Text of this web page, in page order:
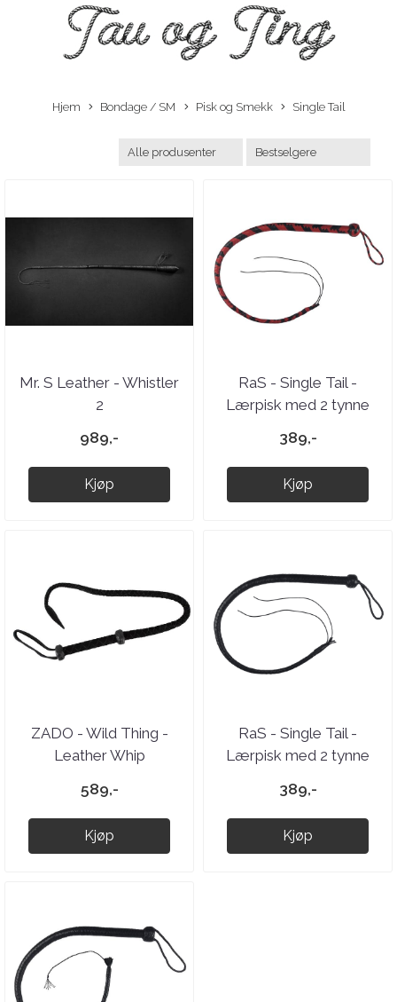
Hjem Bondage / SM Pisk og Smekk Single Tail
Mr. S Leather - Whistler
2
989,-
Kjøp
RaS - Single Tail -
Lærpisk med 2 tynne
389,-
Kjøp
ZADO - Wild Thing -
Leather Whip
589,-
Kjøp
RaS - Single Tail -
Lærpisk med 2 tynne
389,-
Kjøp